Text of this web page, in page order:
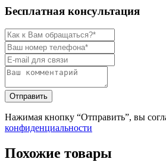
Бесплатная консультация
Нажимая кнопку “Отправить”, вы
конфиденциальности
Похожие товары